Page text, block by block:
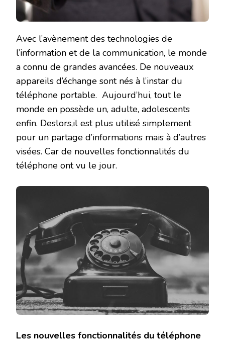
Avec l’avènement des technologies de
l’information et de la communication, le monde
a connu de grandes avancées. De nouveaux
appareils d’échange sont nés à l’instar du
téléphone portable. Aujourd’hui, tout le
monde en possède un, adulte, adolescents
enfin. Deslors,il est plus utilisé simplement
pour un partage d’informations mais à d’autres
visées. Car de nouvelles fonctionnalités du
téléphone ont vu le jour.
Les nouvelles fonctionnalités du téléphone